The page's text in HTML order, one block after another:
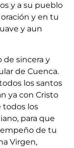
y a su pueblo
y en tu
y aun
de sincera y
de Cuenca.
los santos
ya con Cristo
todos los
para que
de tu
Virgen,